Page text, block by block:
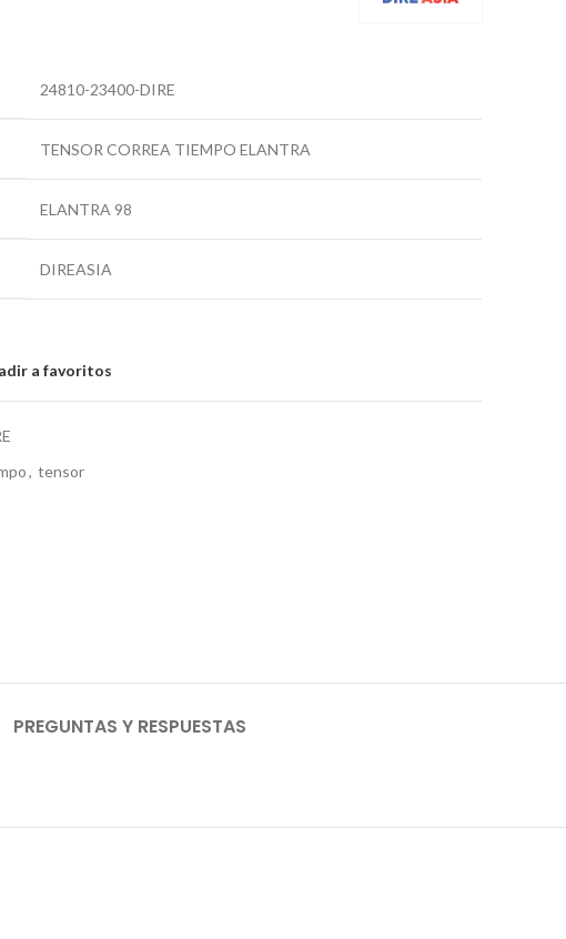
24810-23400-DIRE
TENSOR CORREA TIEMPO ELANTRA
ELANTRA 98
DIREASIA
a favoritos
, tensor
PREGUNTAS Y RESPUESTAS